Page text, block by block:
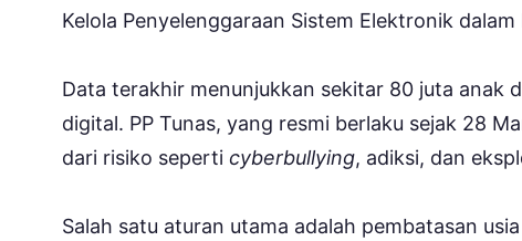
Kelola Penyelenggaraan Sistem Elektronik
Data terakhir menunjukkan sekitar 80 juta anak
digital. PP Tunas, yang resmi berlaku sejak 28
dari risiko seperti cyberbullying, adiksi, dan
Salah satu aturan utama adalah pembatasan